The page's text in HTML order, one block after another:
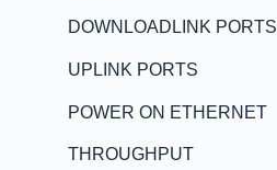
DOWNLOADLINK PORTS
UPLINK PORTS
POWER ON ETHERNET
THROUGHPUT